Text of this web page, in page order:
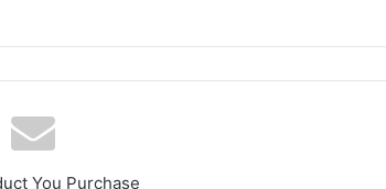
You Purchase